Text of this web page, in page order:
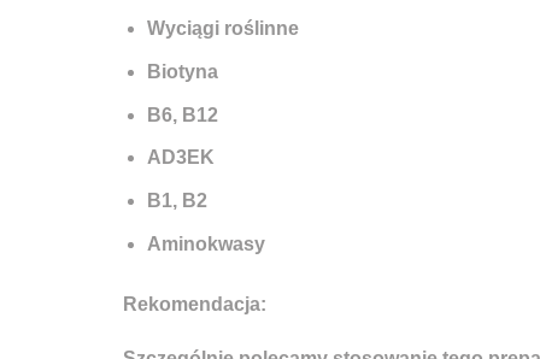
Wyciągi roślinne
Biotyna
B6, B12
AD3EK
B1, B2
Aminokwasy
Rekomendacja: